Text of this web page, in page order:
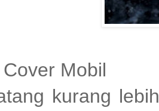
Mobil
kurang